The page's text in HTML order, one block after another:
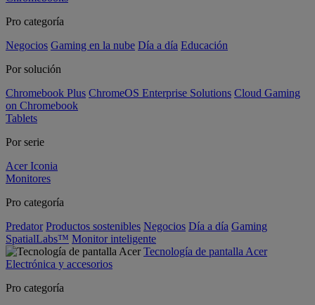
Pro categoría
Negocios Gaming en la nube Día a día Educación
Por solución
Chromebook Plus ChromeOS Enterprise Solutions Cloud Gaming
on Chromebook
Tablets
Por serie
Acer Iconia
Monitores
Pro categoría
Predator Productos sostenibles Negocios Día a día Gaming
SpatialLabs™ Monitor inteligente
Tecnología de pantalla Acer
Electrónica y accesorios
Pro categoría